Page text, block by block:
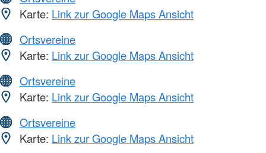
Karte: Link zur Google Maps Ansicht
Ortsvereine
Karte: Link zur Google Maps Ansicht
Ortsvereine
Karte: Link zur Google Maps Ansicht
Ortsvereine
Karte: Link zur Google Maps Ansicht